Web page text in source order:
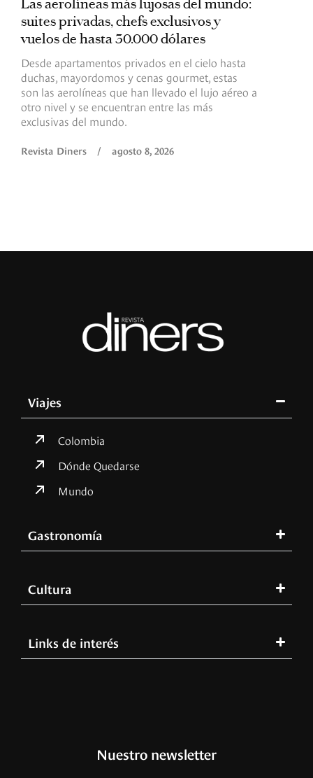
Las aerolíneas más lujosas del mundo:
suites privadas, chefs exclusivos y
vuelos de hasta 30.000 dólares
Desde apartamentos privados en el cielo hasta
duchas, mayordomos y cenas gourmet, estas
son las aerolíneas que han llevado el lujo aéreo a
otro nivel y se encuentran entre las más
exclusivas del mundo.
Revista Diners / agosto 8, 2026
Viajes
Colombia
Dónde Quedarse
Mundo
Gastronomía
Cultura
Links de interés
Nuestro newsletter